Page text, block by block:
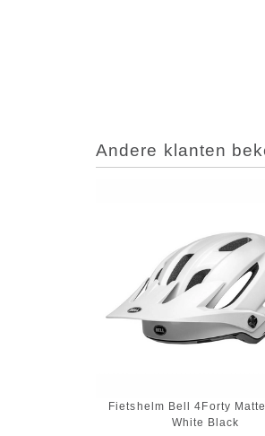
Andere klanten
Fietshelm Bell 4Forty
White Black